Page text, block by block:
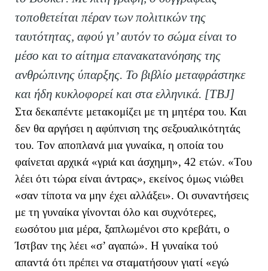
τοποθετείται πέραν των πολιτικών της
ταυτότητας, αφού γι’ αυτόν το σώμα είναι το
μέσο και το αίτημα επανακατανόησης της
ανθρώπινης ύπαρξης. To βιβλίο μεταφράστηκε
και ήδη κυκλοφορεί και στα ελληνικά. [ΤΒJ]
Στα δεκαπέντε μετακομίζει με τη μητέρα του. Και
δεν θα αργήσει η αφύπνιση της σεξουαλικότητάς
του. Τον αποπλανά μια γυναίκα, η οποία του
φαίνεται αρχικά «γριά και άσχημη», 42 ετών. «Του
λέει ότι τώρα είναι άντρας», εκείνος όμως νιώθει
«σαν τίποτα να μην έχει αλλάξει». Οι συναντήσεις
με τη γυναίκα γίνονται όλο και συχνότερες,
εωσότου μια μέρα, ξαπλωμένοι στο κρεβάτι, ο
Ίστβαν της λέει «σ’ αγαπώ». Η γυναίκα τού
απαντά ότι πρέπει να σταματήσουν γιατί «εγώ